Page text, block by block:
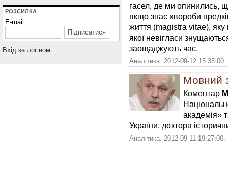
РОЗСИЛКА
E-mail
Вхiд за логiном
гасел, де ми опинились,
якщо знає хвороби
життя (magistra vitae), яку
якої невігласи
заощаджують час.
Аналітика. 2012-09-12
Мовний
Коментар
академія»
України, доктора
Аналітика. 2012-09-11